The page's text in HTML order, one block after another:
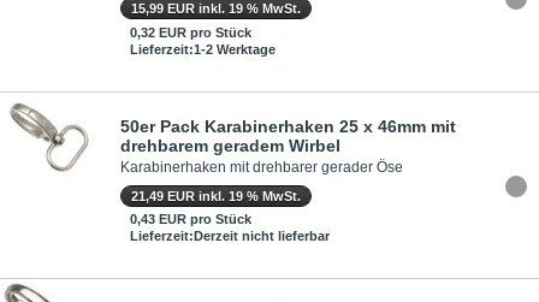
15,99 EUR inkl. 19 % MwSt.
0,32 EUR pro Stück
Lieferzeit:1-2 Werktage
50er Pack Karabinerhaken 25 x 46mm mit
drehbarem geradem Wirbel
Karabinerhaken mit drehbarer gerader Öse
21,49 EUR inkl. 19 % MwSt.
0,43 EUR pro Stück
Lieferzeit:Derzeit nicht lieferbar